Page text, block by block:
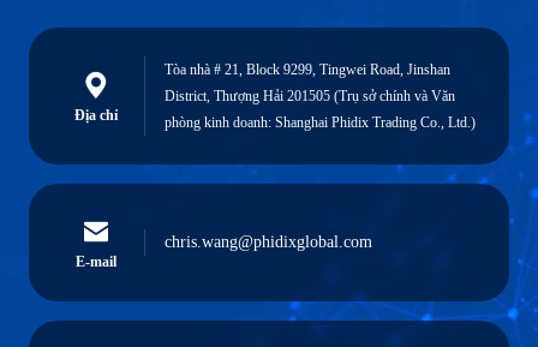
Địa chỉ
Tòa nhà # 21, Block 9299, Tingwei Road, Jinshan
District, Thượng Hải 201505 (Trụ sở chính và Văn
phòng kinh doanh: Shanghai Phidix Trading Co., Ltd.)
E-mail
chris.wang@phidixglobal.com